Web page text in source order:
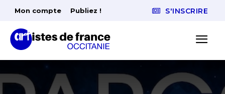
Mon compte Publiez ! S'INSCRIRE